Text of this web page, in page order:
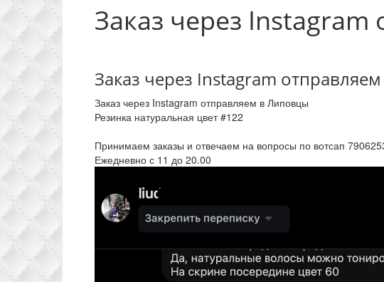
Заказ через
Заказ через Instagram
Заказ через Instagram отправляем в Липовцы
Резинка натуральная цвет #122
Принимаем заказы и отвечаем на вопросы по вотсап
Ежедневно с 11 до 20.00